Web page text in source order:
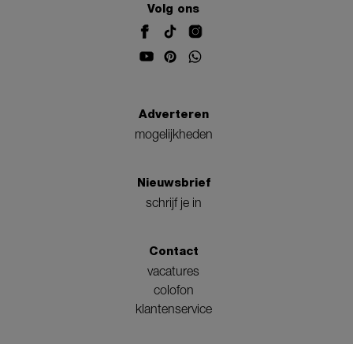
Volg ons
Adverteren
mogelijkheden
Nieuwsbrief
schrijf je in
Contact
vacatures
colofon
klantenservice